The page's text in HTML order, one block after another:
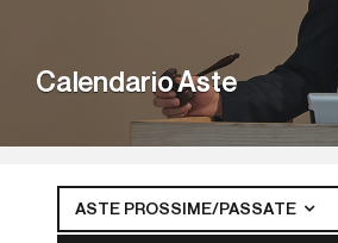
Calendario Aste
ASTE PROSSIME/PASSATE